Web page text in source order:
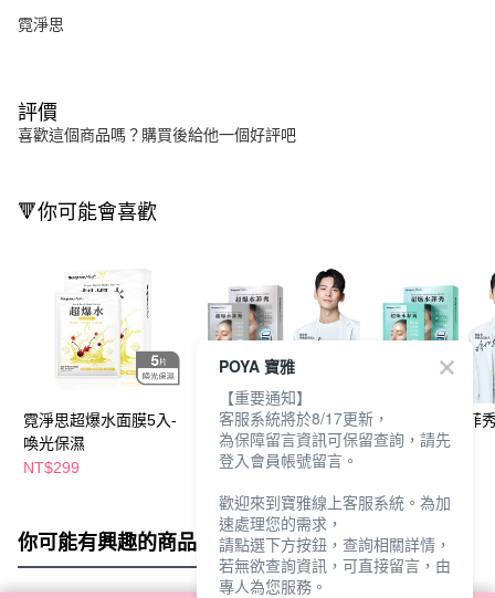
霓淨思
評價
喜歡這個商品嗎？購買後給他一個好評吧
🔻你可能會喜歡
霓淨思超爆水面膜5入-
喚光保濕
NT$299
霓淨思超爆水菲秀面膜
5入-極亮煥白
NT$299
霓淨思超爆水菲
5入-極淨毛孔
你可能有興趣的商品 全站排行
POYA 寶雅
【重要通知】
客服系統將於8/17更新，
為保障留言資訊可保留查詢，請先
登入會員帳號留言。
歡迎來到寶雅線上客服系統。為加
速處理您的需求，
請點選下方按鈕，查詢相關詳情，
若無欲查詢資訊，可直接留言，由
專人為您服務。